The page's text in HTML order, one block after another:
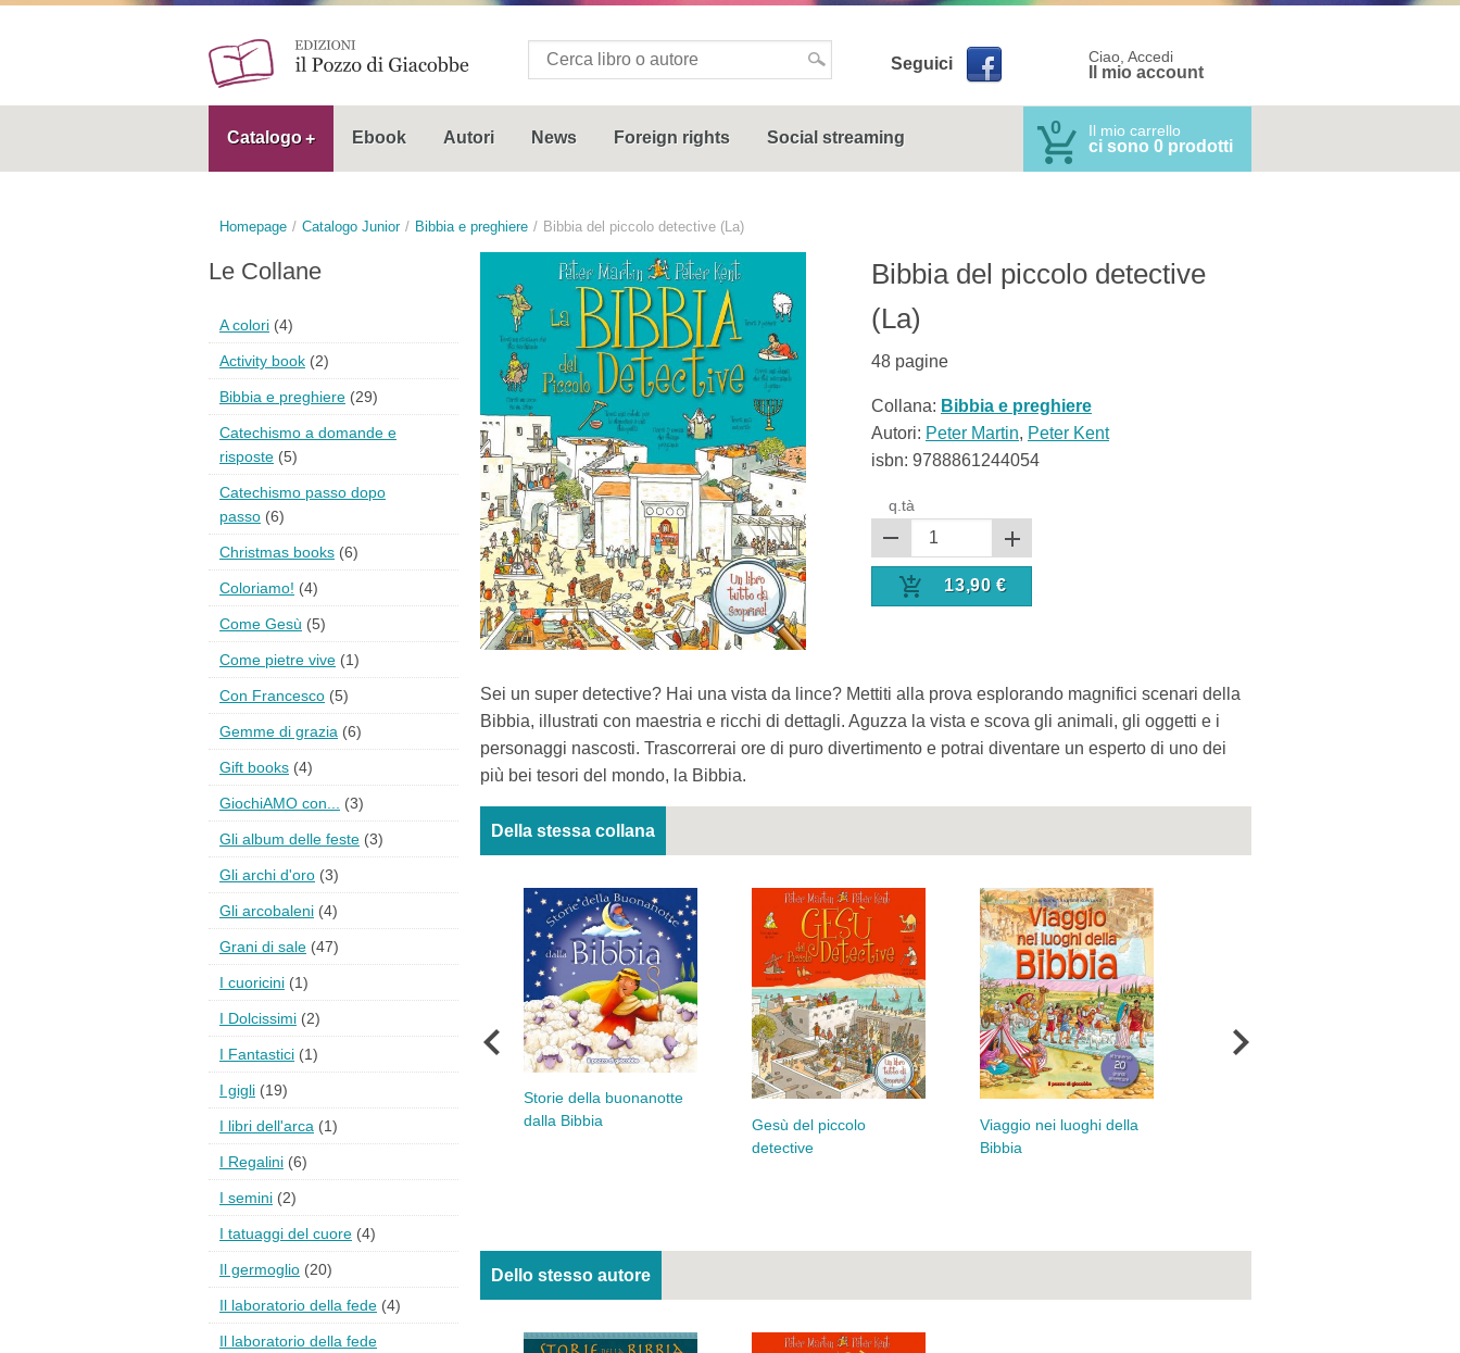
Seguici Ciao, Accedi
Il mio account
Catalogo Ebook Autori News Foreign rights Social streaming 0 Il mio carrello
ci sono 0 prodotti
Homepage Catalogo Junior Bibbia e preghiere Bibbia del piccolo detective (La)
Bibbia del piccolo detective
(La)
48 pagine
Collana: Bibbia e preghiere
Autori: Peter Martin, Peter Kent
isbn: 9788861244054
q.tà
13,90 €
Sei un super detective? Hai una vista da lince? Mettiti alla prova esplorando magnifici scenari della
Bibbia, illustrati con maestria e ricchi di dettagli. Aguzza la vista e scova gli animali, gli oggetti e i
personaggi nascosti. Trascorrerai ore di puro divertimento e potrai diventare un esperto di uno dei
più bei tesori del mondo, la Bibbia.
Della stessa collana
Storie della buonanotte
dalla Bibbia
Gesù del piccolo
detective
Viaggio nei luoghi della
Bibbia
Dello stesso autore
Le Collane
A colori (4)
Activity book (2)
Bibbia e preghiere (29)
Catechismo a domande e
risposte (5)
Catechismo passo dopo
passo (6)
Christmas books (6)
Coloriamo! (4)
Come Gesù (5)
Come pietre vive (1)
Con Francesco (5)
Gemme di grazia (6)
Gift books (4)
GiochiAMO con... (3)
Gli album delle feste (3)
Gli archi d'oro (3)
Gli arcobaleni (4)
Grani di sale (47)
I cuoricini (1)
I Dolcissimi (2)
I Fantastici (1)
I gigli (19)
I libri dell'arca (1)
I Regalini (6)
I semini (2)
I tatuaggi del cuore (4)
Il germoglio (20)
Il laboratorio della fede (4)
Il laboratorio della fede